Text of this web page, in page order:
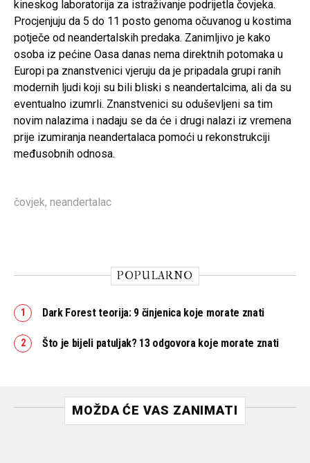
kineskog laboratorija za istraživanje podrijetla čovjeka.
Procjenjuju da 5 do 11 posto genoma očuvanog u kostima
potječe od neandertalskih predaka. Zanimljivo je kako
osoba iz pećine Oasa danas nema direktnih potomaka u
Europi pa znanstvenici vjeruju da je pripadala grupi ranih
modernih ljudi koji su bili bliski s neandertalcima, ali da su
eventualno izumrli. Znanstvenici su oduševljeni sa tim
novim nalazima i nadaju se da će i drugi nalazi iz vremena
prije izumiranja neandertalaca pomoći u rekonstrukciji
međusobnih odnosa.
čovjek, neandertalac
POPULARNO
Dark Forest teorija: 9 činjenica koje morate znati
Što je bijeli patuljak? 13 odgovora koje morate znati
MOŽDA ĆE VAS ZANIMATI